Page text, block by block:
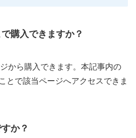
購入できますか？
から購入できます。本記事内の
とで該当ページへアクセスできま
か？